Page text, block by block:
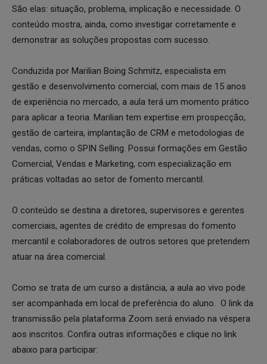
São elas: situação, problema, implicação e necessidade. O
conteúdo mostra, ainda, como investigar corretamente e
demonstrar as soluções propostas com sucesso.
Conduzida por Marilian Boing Schmitz, especialista em
gestão e desenvolvimento comercial, com mais de 15 anos
de experiência no mercado, a aula terá um momento prático
para aplicar a teoria. Marilian tem expertise em prospecção,
gestão de carteira, implantação de CRM e metodologias de
vendas, como o SPIN Selling. Possui formações em Gestão
Comercial, Vendas e Marketing, com especialização em
práticas voltadas ao setor de fomento mercantil.
O conteúdo se destina a diretores, supervisores e gerentes
comerciais, agentes de crédito de empresas do fomento
mercantil e colaboradores de outros setores que pretendem
atuar na área comercial.
Como se trata de um curso a distância, a aula ao vivo pode
ser acompanhada em local de preferência do aluno. O link da
transmissão pela plataforma Zoom será enviado na véspera
aos inscritos. Confira outras informações e clique no link
abaixo para participar: